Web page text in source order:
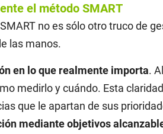
el método SMART
no es sólo otro truco de
las manos.
en lo que realmente importa.
medirlo y cuándo. Esta
que le apartan de sus
mediante objetivos